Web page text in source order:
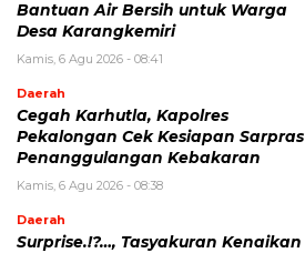
Bantuan Air Bersih untuk Warga
Desa Karangkemiri
Kamis, 6 Agu 2026 - 08:41
Daerah
Cegah Karhutla, Kapolres
Pekalongan Cek Kesiapan Sarpras
Penanggulangan Kebakaran
Kamis, 6 Agu 2026 - 08:38
Daerah
Surprise.!?…, Tasyakuran Kenaikan